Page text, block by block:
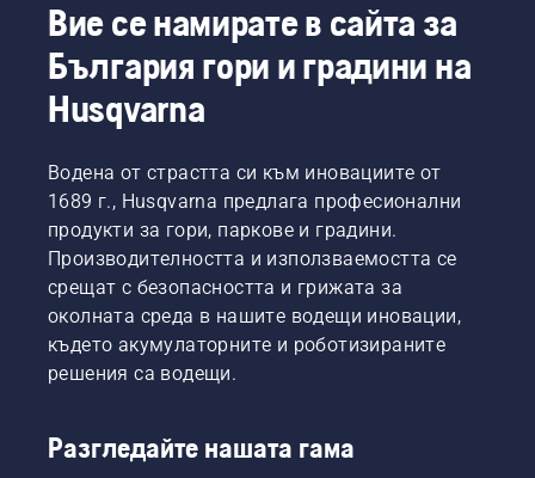
Вие се намирате в сайта за
България гори и градини на
Husqvarna
Водена от страстта си към иновациите от
1689 г., Husqvarna предлага професионални
продукти за гори, паркове и градини.
Производителността и използваемостта се
срещат с безопасността и грижата за
околната среда в нашите водещи иновации,
където акумулаторните и роботизираните
решения са водещи.
Разгледайте нашата гама